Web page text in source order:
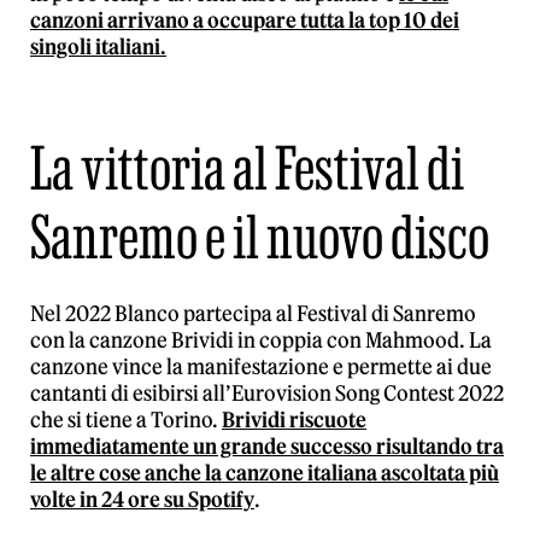
canzoni arrivano a occupare tutta la top 10 dei
singoli italiani.
La vittoria al Festival di
Sanremo e il nuovo disco
Nel 2022 Blanco partecipa al Festival di Sanremo
con la canzone Brividi in coppia con Mahmood. La
canzone vince la manifestazione e permette ai due
cantanti di esibirsi all’Eurovision Song Contest 2022
che si tiene a Torino.Brividi riscuote
immediatamente un grande successo risultando tra
le altre cose anche la canzone italiana ascoltata più
volte in 24 ore su Spotify.